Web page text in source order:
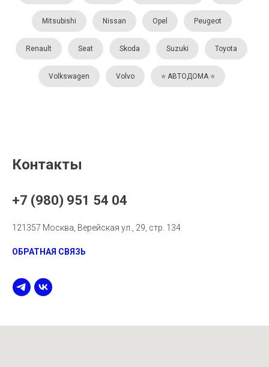
Mitsubishi Nissan Opel Peugeot
Renault Seat Skoda Suzuki Toyota
Volkswagen Volvo ⭐️ АВТОДОМА ⭐️
Контакты
+7 (980) 951 54 04
121357 Москва, Верейская ул., 29, стр. 134
ОБРАТНАЯ СВЯЗЬ